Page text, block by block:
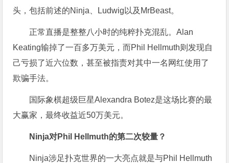
头，包括前述的Ninja、Ludwig以及MrBeast。
正常直播是整整八小时的纯粹扑克混乱。Alan
Keating输掉了一百多万美元，而Phil Hellmuth则发现自
己亏损了近六位数，甚至被指责对其中一名网红使用了
欺骗手法。
国际象棋超级巨星Alexandra Botez是这场比赛的最
大赢家，最终收益近50万美元。
Ninja对Phil Hellmuth的第二次较量？
Ninja涉足扑克世界的一大亮点就是与Phil Hellmuth